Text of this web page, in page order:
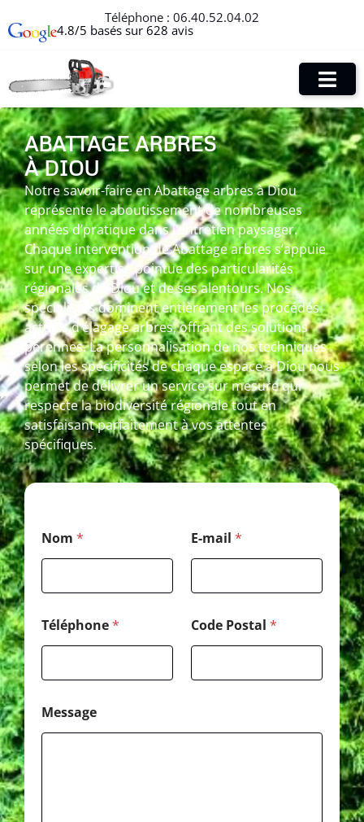
Téléphone : 06.40.52.04.02
4.8/5 basés sur 628 avis
ABATTAGE ARBRES
À DIOU
Notre savoir-faire en Abattage arbres à Diou
représente le aboutissement de nombreuses
années d’pratique dans l’entretien paysager.
Chaque intervention de Abattage arbres s’appuie
sur une expertise pointue des particularités
régionales de Diou et de ses alentours. Nos
spécialistes dominent entièrement les procédés
actuels d’élagage arbres, offrant des solutions
pérennes. La personnalisation de nos techniques
selon les spécificités de chaque espace à Diou nous
permet de délivrer un service sur mesure qui
respecte la biodiversité régionale tout en
satisfaisant parfaitement à vos attentes
spécifiques.
Nom * E-mail *
Téléphone* Code Postal *
Message